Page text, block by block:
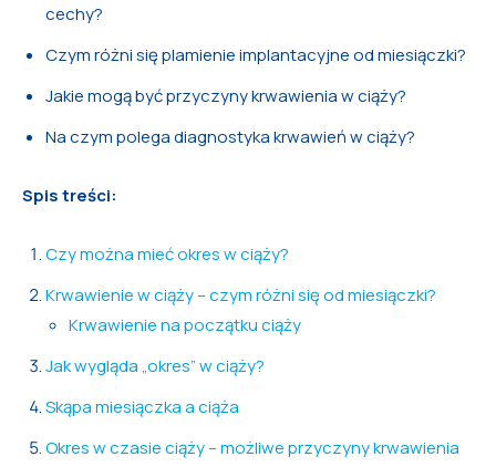
cechy?
Czym różni się plamienie implantacyjne od miesiączki?
Jakie mogą być przyczyny krwawienia w ciąży?
Na czym polega diagnostyka krwawień w ciąży?
Spis treści:
Czy można mieć okres w ciąży?
Krwawienie w ciąży – czym różni się od miesiączki?
Krwawienie na początku ciąży
Jak wygląda „okres” w ciąży?
Skąpa miesiączka a ciąża
Okres w czasie ciąży – możliwe przyczyny krwawienia